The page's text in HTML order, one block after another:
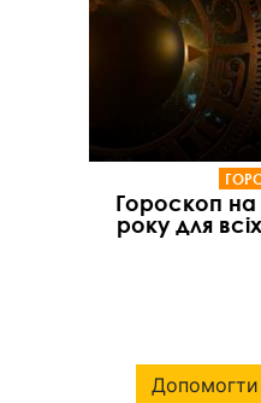
Гороскоп на
року для
Допомогти